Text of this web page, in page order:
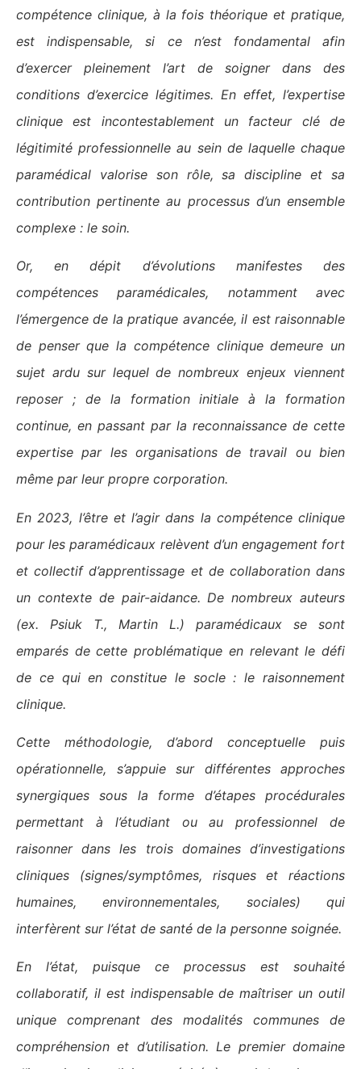
compétence clinique, à la fois théorique et pratique,
est indispensable, si ce n’est fondamental afin
d’exercer pleinement l’art de soigner dans des
conditions d’exercice légitimes. En effet, l’expertise
clinique est incontestablement un facteur clé de
légitimité professionnelle au sein de laquelle chaque
paramédical valorise son rôle, sa discipline et sa
contribution pertinente au processus d’un ensemble
complexe : le soin.
Or, en dépit d’évolutions manifestes des
compétences paramédicales, notamment avec
l’émergence de la pratique avancée, il est raisonnable
de penser que la compétence clinique demeure un
sujet ardu sur lequel de nombreux enjeux viennent
reposer ; de la formation initiale à la formation
continue, en passant par la reconnaissance de cette
expertise par les organisations de travail ou bien
même par leur propre corporation.
En 2023, l’être et l’agir dans la compétence clinique
pour les paramédicaux relèvent d’un engagement fort
et collectif d’apprentissage et de collaboration dans
un contexte de pair-aidance. De nombreux auteurs
(ex. Psiuk T., Martin L.) paramédicaux se sont
emparés de cette problématique en relevant le défi
de ce qui en constitue le socle : le raisonnement
clinique.
Cette méthodologie, d’abord conceptuelle puis
opérationnelle, s’appuie sur différentes approches
synergiques sous la forme d’étapes procédurales
permettant à l’étudiant ou au professionnel de
raisonner dans les trois domaines d’investigations
cliniques (signes/symptômes, risques et réactions
humaines, environnementales, sociales) qui
interfèrent sur l’état de santé de la personne soignée.
En l’état, puisque ce processus est souhaité
collaboratif, il est indispensable de maîtriser un outil
unique comprenant des modalités communes de
compréhension et d’utilisation. Le premier domaine